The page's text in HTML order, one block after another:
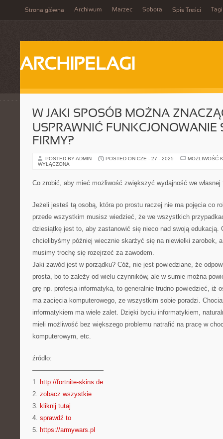
Strona główna Archiwum Marzec Sobota Spis Treści Tagi
ARCHIPELAGI
W JAKI SPOSÓB MOŻNA
USPRAWNIĆ FUNKCJONOWANIE
FIRMY?
POSTED BY ADMIN POSTED ON CZE - 27 - 2025
MOŻLIWOŚĆ
WYŁĄCZONA
Co zrobić, aby mieć możliwość zwiększyć wydajność we własnej
Jeżeli jesteś tą osobą, która po prostu raczej nie ma pojęcia co
przede wszystkim musisz wiedzieć, że we wszystkich
dziesiątkę jest to, aby zastanowić się nieco nad swoją edukacją.
chcielibyśmy później wiecznie skarżyć się na niewielki zarobek,
musimy trochę się rozejrzeć za zawodem.
Jaki zawód jest w porządku? Cóż, nie jest powiedziane, że
prosta, bo to zależy od wielu czynników, ale w sumie można
grę np. profesja informatyka, to generalnie trudno powiedzieć, iż
ma zacięcia komputerowego, ze wszystkim sobie poradzi.
informatykiem ma wiele zalet. Dzięki byciu informatykiem,
mieli możliwość bez większego problemu natrafić na pracę w
komputerowym, etc.
źródło:
———————————
1. http://fortnite-skins.de
2. zobacz wszystkie
3. kliknij tutaj
4. sprawdź to
5. https://armywars.pl